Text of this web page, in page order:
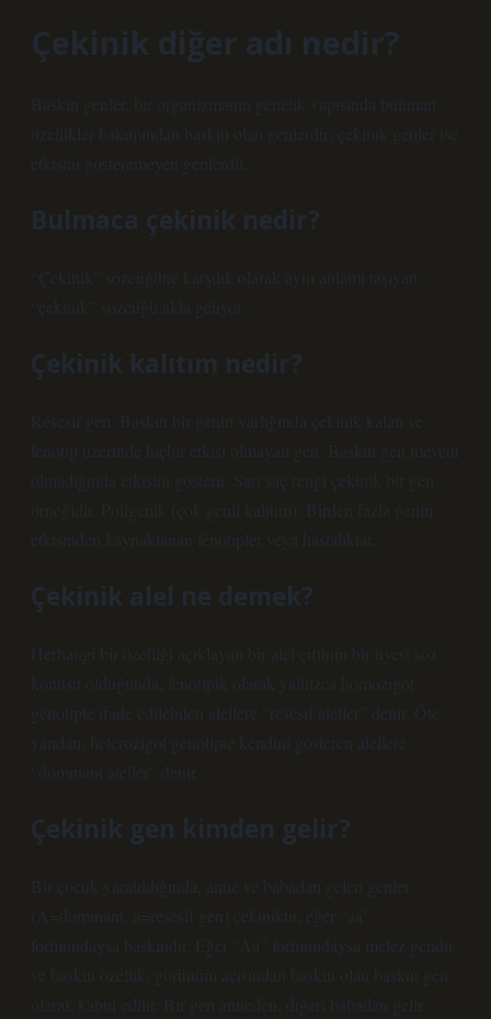
Çekinik diğer adı nedir?
Baskın genler, bir organizmanın genetik yapısında bulunan
özellikler bakımından baskın olan genlerdir; çekinik genler ise
etkisini gösteremeyen genlerdir.
Bulmaca çekinik nedir?
“Çekinik” sözcüğüne karşılık olarak aynı anlamı taşıyan
“çekinik” sözcüğü akla geliyor.
Çekinik kalıtım nedir?
Resesif gen: Baskın bir genin varlığında çekinik kalan ve
fenotip üzerinde hiçbir etkisi olmayan gen. Baskın gen mevcut
olmadığında etkisini gösterir. Sarı saç rengi çekinik bir gen
örneğidir. Poligenik (çok genli kalıtım): Birden fazla genin
etkisinden kaynaklanan fenotipler veya hastalıklar.
Çekinik alel ne demek?
Herhangi bir özelliği açıklayan bir alel çiftinin bir üyesi söz
konusu olduğunda, fenotipik olarak yalnızca homozigot
genotipte ifade edilebilen alellere “resesif aleller” denir. Öte
yandan, heterozigot genotipte kendini gösteren alellere
“dominant aleller” denir.
Çekinik gen kimden gelir?
Bir çocuk yaratıldığında, anne ve babadan gelen genler
(A=dominant, a=resesif gen) çekiniktir, eğer “aa”
formundaysa baskındır. Eğer “Aa” formundaysa melez gendir
ve baskın özellik, görünüm açısından baskın olan baskın gen
olarak kabul edilir. Bir gen anneden, diğeri babadan gelir.